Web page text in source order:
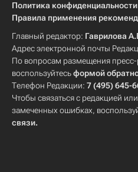
Политика конфиденциальности
Правила применения
Главный редактор: Гаврилова
Адрес электронной почты
По вопросам размещения
воспользуйтесьформой
Телефон Редакции: 7 (495) 645-
Чтобы связаться с редакцией
замеченных ошибках,
связи.